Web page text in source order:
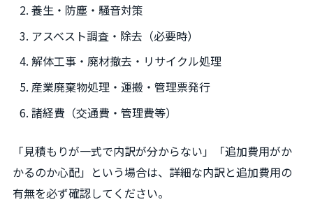
養生・防塵・騒音対策
アスベスト調査・除去（必要時）
解体工事・廃材撤去・リサイクル処理
産業廃棄物処理・運搬・管理票発行
諸経費（交通費・管理費等）
「見積もりが一式で内訳が分からない」「追加費用がか
かるのか心配」という場合は、詳細な内訳と追加費用の
有無を必ず確認してください。